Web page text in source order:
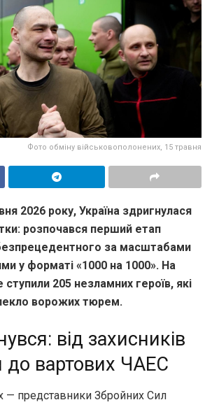
Фото обміну військовополонених, 15 травня
2026 року, Україна здригнулася
розпочався перший етап
за масштабами
у форматі «1000 на 1000». На
205 незламних героїв, які
ворожих тюрем.
від захисників
до вартових ЧАЕС
— представники Збройних Сил